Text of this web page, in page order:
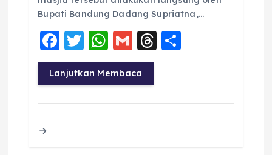
Bupati Bandung Dadang Supriatna,…
F
a
c
e
T
w
it
te
W
h
a
ts
G
m
ai
l
T
a re
Lanjutkan Membaca